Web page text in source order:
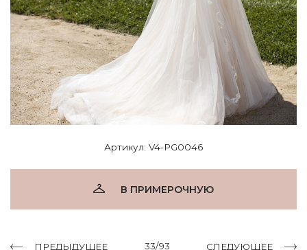
Артикул: V4-PG0046
В ПРИМЕРОЧНУЮ
ПРЕДЫДУЩЕЕ 33/93 СЛЕДУЮЩЕЕ